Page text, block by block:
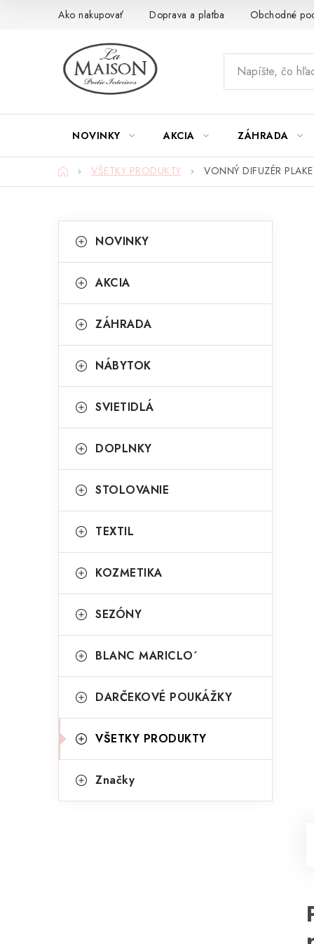
Ako nakupovať Doprava a platba Obchodné
NOVINKY AKCIA ZÁHRADA
DomovVŠETKY PRODUKTY VONNÝ DIFUZÉR
o
n
ý
a
n
l
kategórie
a
e
ó
i
NOVINKY
AKCIA
ZÁHRADA
NÁBYTOK
SVIETIDLÁ
DOPLNKY
STOLOVANIE
TEXTIL
KOZMETIKA
SEZÓNY
BLANC MARICLO´
DARČEKOVÉ POUKÁŽKY
VŠETKY PRODUKTY
Značky